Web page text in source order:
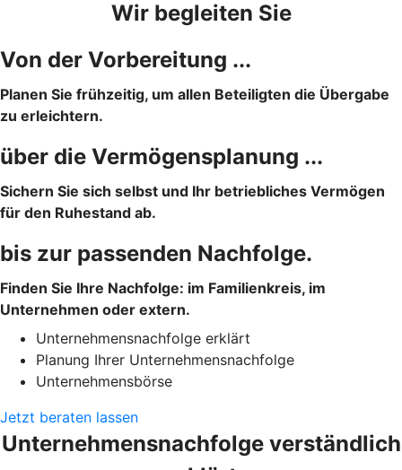
Wir begleiten Sie
Von der Vorbereitung ...
Planen Sie frühzeitig, um allen Beteiligten die Übergabe
zu erleichtern.
über die Vermögensplanung ...
Sichern Sie sich selbst und Ihr betriebliches Vermögen
für den Ruhestand ab.
bis zur passenden Nachfolge.
Finden Sie Ihre Nachfolge: im Familienkreis, im
Unternehmen oder extern.
Unternehmensnachfolge erklärt
Planung Ihrer Unternehmensnachfolge
Unternehmensbörse
Jetzt beraten lassen
Unternehmensnachfolge verständlich